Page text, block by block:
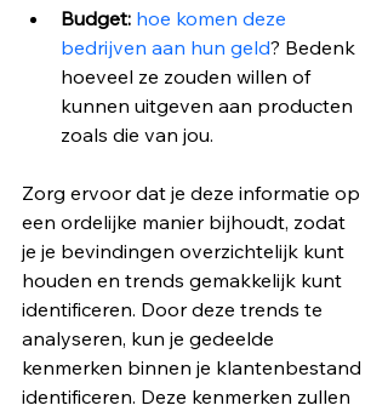
Budget: hoe komen deze
bedrijven aan hun geld? Bedenk
hoeveel ze zouden willen of
kunnen uitgeven aan producten
zoals die van jou.
Zorg ervoor dat je deze informatie op
een ordelijke manier bijhoudt, zodat
je je bevindingen overzichtelijk kunt
houden en trends gemakkelijk kunt
identificeren. Door deze trends te
analyseren, kun je gedeelde
kenmerken binnen je klantenbestand
identificeren. Deze kenmerken zullen